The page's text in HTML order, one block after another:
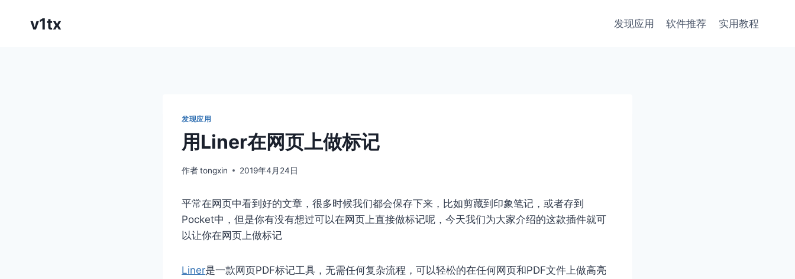
v1tx 发现应用 软件推荐 实用教程
发现应用
用Liner在网页上做标记
作者tongxin 2019年4月24日
平常在网页中看到好的文章，很多时候我们都会保存下来，比如剪藏到印象笔记，或者存到
Pocket中，但是你有没有想过可以在网页上直接做标记呢，今天我们为大家介绍的这款插件就可
以让你在网页上做标记
Liner是一款网页PDF标记工具，无需任何复杂流程，可以轻松的在任何网页和PDF文件上做高亮